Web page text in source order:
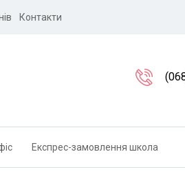
Контакти
Експрес-замовлення школа